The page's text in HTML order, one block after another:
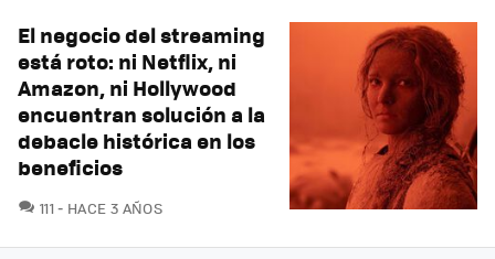
El negocio del streaming
está roto: ni Netflix, ni
Amazon, ni Hollywood
encuentran solución a la
debacle histórica en los
beneficios
111 COMENTARIOS
HACE 3 AÑOS